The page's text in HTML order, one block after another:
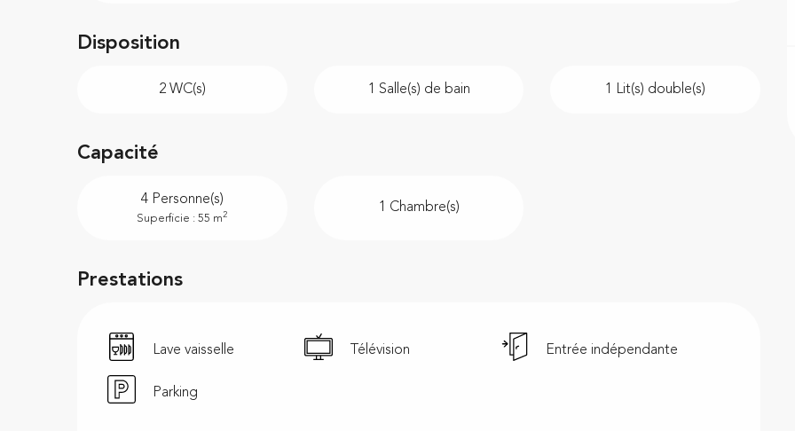
Disposition
2 WC(s) 1 Salle(s) de bain 1 Lit(s) double(s)
Capacité
4 Personne(s)
Superficie : 55 m2
1 Chambre(s)
Prestations
Lave vaisselle Télévision Entrée indépendante
Parking